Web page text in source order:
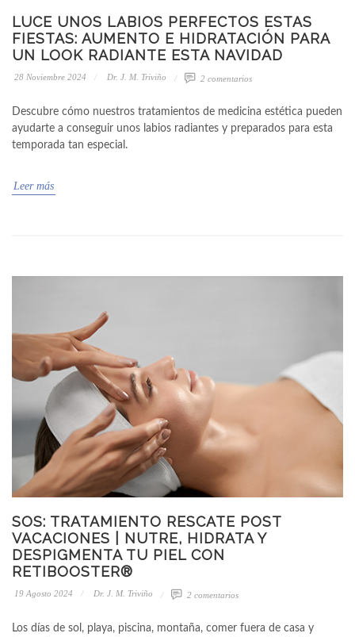
LUCE UNOS LABIOS PERFECTOS ESTAS
FIESTAS: AUMENTO E HIDRATACIÓN PARA
UN LOOK RADIANTE ESTA NAVIDAD
28 Noviembre 2024 Dr. J. M. Triviño 2 comentarios
Descubre cómo nuestros tratamientos de medicina estética pueden
ayudarte a conseguir unos labios radiantes y preparados para esta
temporada tan especial.
Leer más
SOS: TRATAMIENTO RESCATE POST
VACACIONES | NUTRE, HIDRATA Y
DESPIGMENTA TU PIEL CON
RETIBOOSTER®
19 Agosto 2024 Dr. J. M. Triviño 2 comentarios
Los días de sol, playa, piscina, montaña, comer fuera de casa y